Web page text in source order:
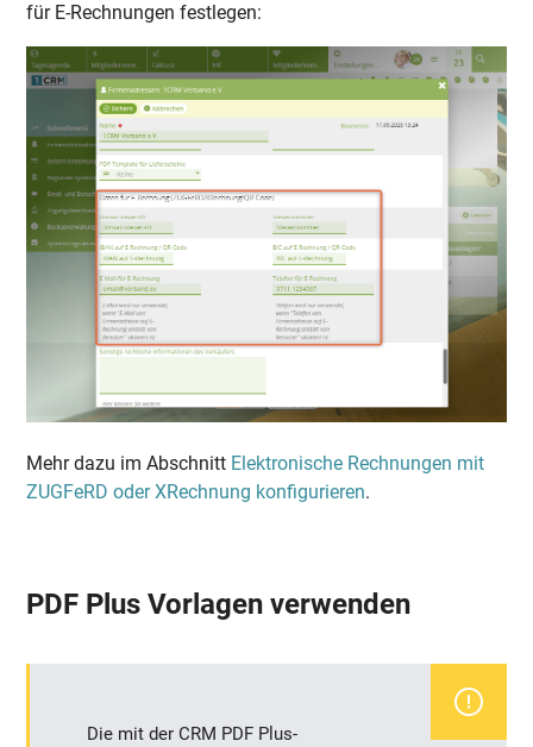
für E-Rechnungen festlegen:
Mehr dazu im Abschnitt Elektronische Rechnungen mit
ZUGFeRD oder XRechnung konfigurieren.
PDF Plus Vorlagen verwenden
Die mit der CRM PDF Plus-